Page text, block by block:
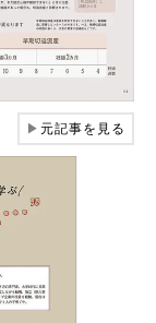
▶元記事を見る